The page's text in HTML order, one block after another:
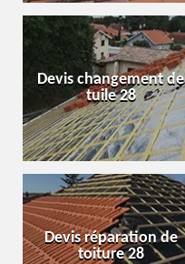
Devis changement de
tuile 28
Devis réparation de
toiture 28